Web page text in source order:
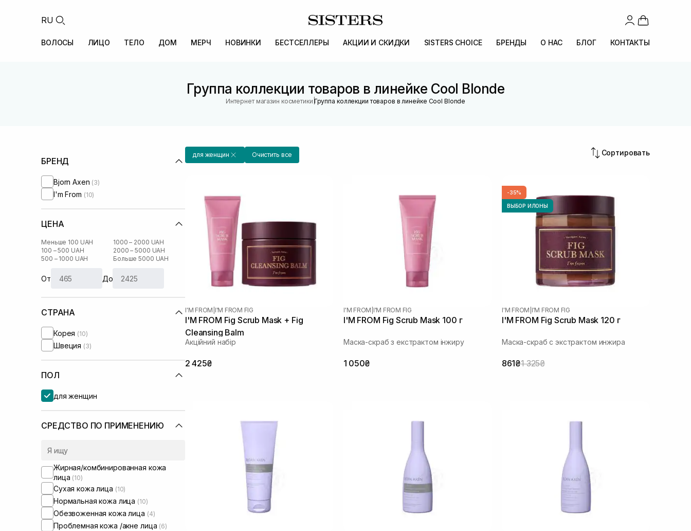
RU
ВОЛОСЫ ЛИЦО ТЕЛО ДОМ МЕРЧ НОВИНКИ БЕСТСЕЛЛЕРЫ АКЦИИ И СКИДКИ SISTERS CHOICE БРЕНДЫ О НАС БЛОГ КОНТАКТЫ
Группа коллекции товаров в линейке Cool Blonde
Интернет магазин косметики |Группа коллекции товаров в линейке Cool Blonde
БРЕНД
Bjorn Axen (3)
I'm From (10)
ЦЕНА
Меньше 100 UAH
100 – 500 UAH
500 – 1000 UAH
1000 – 2000 UAH
2000 – 5000 UAH
Больше 5000 UAH
От До
СТРАНА
Корея (10)
Швеция (3)
ПОЛ
для женщин
СРЕДСТВО ПО ПРИМЕНЕНИЮ
Жирная/комбинированная кожа
лица (10)
Сухая кожа лица (10)
Нормальная кожа лица (10)
Обезвоженная кожа лица (4)
Проблемная кожа /акне лица (6)
для женщин Очистить все Сортировать
I'M FROM I'M FROM FIG
I'M FROM Fig Scrub Mask + Fig
Cleansing Balm
Акційний набір
2 425₴
I'M FROM I'M FROM FIG
I'M FROM Fig Scrub Mask 100 г
Маска-скраб з екстрактом інжиру
1 050₴
-35%
ВЫБОР ИЛОНЫ
I'M FROM I'M FROM FIG
I'M FROM Fig Scrub Mask 120 г
Маска-скраб с экстрактом инжира
861₴1 325₴